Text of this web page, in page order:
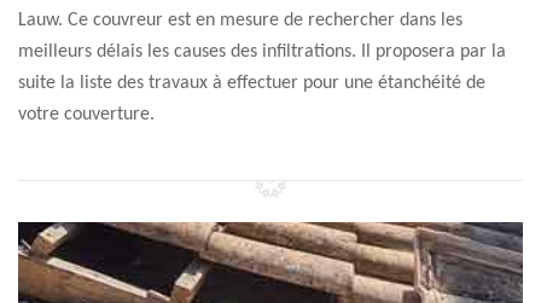
Lauw. Ce couvreur est en mesure de rechercher dans les
meilleurs délais les causes des infiltrations. Il proposera par la
suite la liste des travaux à effectuer pour une étanchéité de
votre couverture.